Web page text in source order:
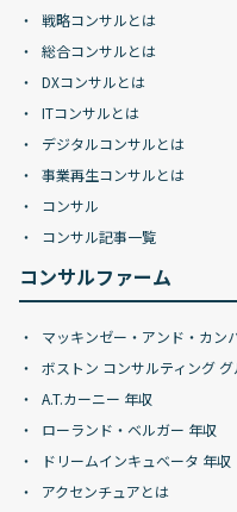
戦略コンサルとは
総合コンサルとは
DXコンサルとは
ITコンサルとは
デジタルコンサルとは
事業再生コンサルとは
コンサル
コンサル記事一覧
コンサルファーム
マッキンゼー・アンド・カン
ボストン コンサルティング
A.T.カーニー 年収
ローランド・ベルガー 年収
ドリームインキュベータ 年収
アクセンチュアとは